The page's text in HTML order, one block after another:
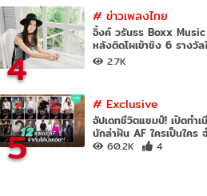
4
# ข่าวเพลงไทย
อิ้งค์ วรันธร Boxx
หลังติดโผเข้าชิง 6 รางวั
2.7K
5
# Exclusive
อัปเดทชีวิตแชมป์! เปิดทำ
นักล่าฝัน AF ใครเป็นใคร
60.2K 4